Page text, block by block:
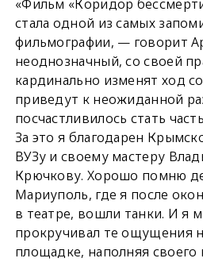
«Фильм «Коридор
стала одной из самых
фильмографии, — говорит
неоднозначный, со своей
кардинально изменят ход
приведут к неожиданной
посчастливилось стать
За это я благодарен
ВУЗу и своему мастеру
Крючкову. Хорошо помню
Мариуполь, где я после
в театре, вошли танки. И я
прокручивал те ощущения
площадке, наполняя своего